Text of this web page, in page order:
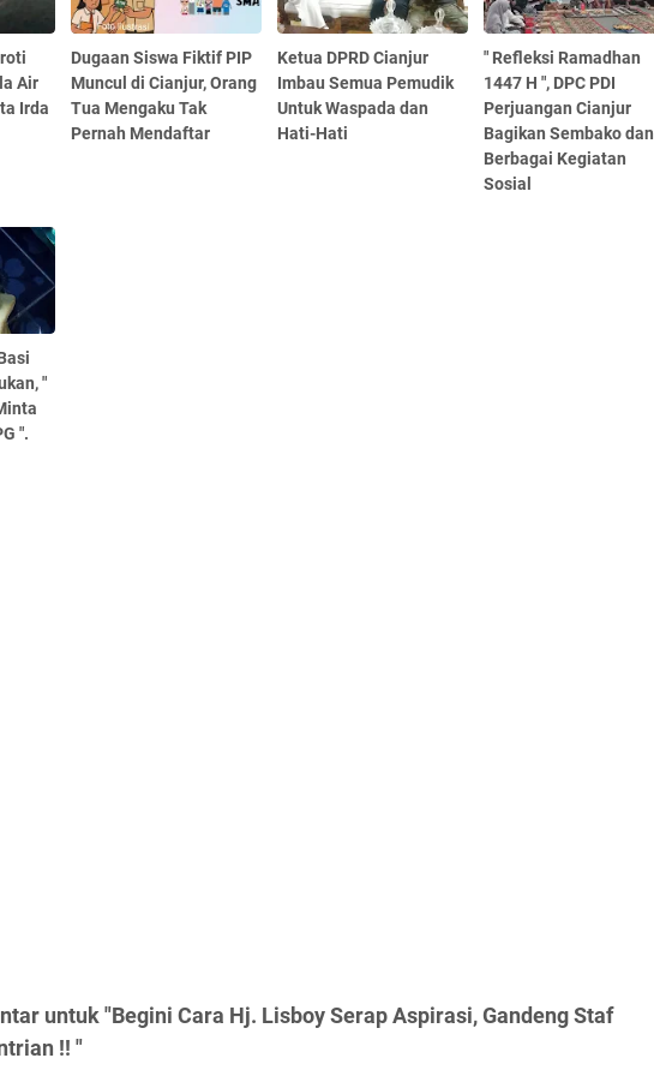
Air
Irda
Dugaan Siswa Fiktif PIP
Muncul di Cianjur, Orang
Tua Mengaku Tak
Pernah Mendaftar
Ketua DPRD Cianjur
Imbau Semua Pemudik
Untuk Waspada dan
Hati-Hati
" Refleksi Ramadhan
1447 H ", DPC PDI
Perjuangan Cianjur
Bagikan Sembako dan
Berbagai Kegiatan
Sosial
"
".
untuk "Begini Cara Hj. Lisboy Serap Aspirasi, Gandeng Staf
!! "